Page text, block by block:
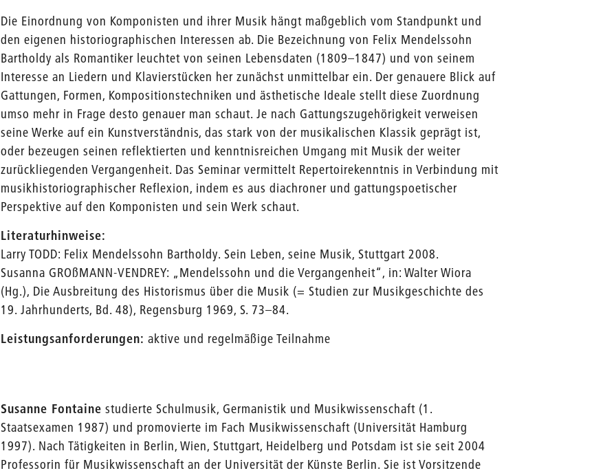
Die Einordnung von Komponisten und ihrer Musik hängt maßgeblich vom Standpunkt und
den eigenen historiographischen Interessen ab. Die Bezeichnung von Felix Mendelssohn
Bartholdy als Romantiker leuchtet von seinen Lebensdaten (1809–1847) und von seinem
Interesse an Liedern und Klavierstücken her zunächst unmittelbar ein. Der genauere Blick auf
Gattungen, Formen, Kompositionstechniken und ästhetische Ideale stellt diese Zuordnung
umso mehr in Frage desto genauer man schaut. Je nach Gattungszugehörigkeit verweisen
seine Werke auf ein Kunstverständnis, das stark von der musikalischen Klassik geprägt ist,
oder bezeugen seinen reflektierten und kenntnisreichen Umgang mit Musik der weiter
zurückliegenden Vergangenheit. Das Seminar vermittelt Repertoirekenntnis in Verbindung mit
musikhistoriographischer Reflexion, indem es aus diachroner und gattungspoetischer
Perspektive auf den Komponisten und sein Werk schaut.
Literaturhinweise:
Larry TODD: Felix Mendelssohn Bartholdy. Sein Leben, seine Musik, Stuttgart 2008.
Susanna GROßMANN-VENDREY: „Mendelssohn und die Vergangenheit“, in: Walter Wiora
(Hg.), Die Ausbreitung des Historismus über die Musik (= Studien zur Musikgeschichte des
19. Jahrhunderts, Bd. 48), Regensburg 1969, S. 73–84.
Leistungsanforderungen: aktive und regelmäßige Teilnahme
Susanne Fontaine studierte Schulmusik, Germanistik und Musikwissenschaft (1.
Staatsexamen 1987) und promovierte im Fach Musikwissenschaft (Universität Hamburg
1997). Nach Tätigkeiten in Berlin, Wien, Stuttgart, Heidelberg und Potsdam ist sie seit 2004
Professorin für Musikwissenschaft an der Universität der Künste Berlin. Sie ist Vorsitzende